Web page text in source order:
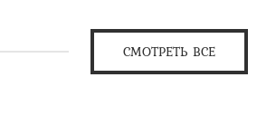
СМОТРЕТЬ ВСЕ